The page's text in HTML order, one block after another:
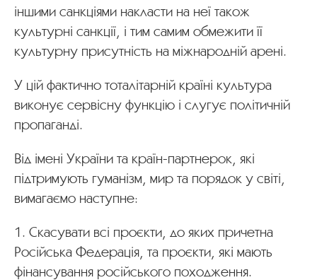
іншими санкціями накласти на неї також
культурні санкції, і тим самим обмежити її
культурну присутність на міжнародній арені.
У цій фактично тоталітарній країні культура
виконує сервісну функцію і слугує політичній
пропаганді.
Від імені України та країн-партнерок, які
підтримують гуманізм, мир та порядок у світі,
вимагаємо наступне:
1. Скасувати всі проєкти, до яких причетна
Російська Федерація, та проєкти, які мають
фінансування російського походження.